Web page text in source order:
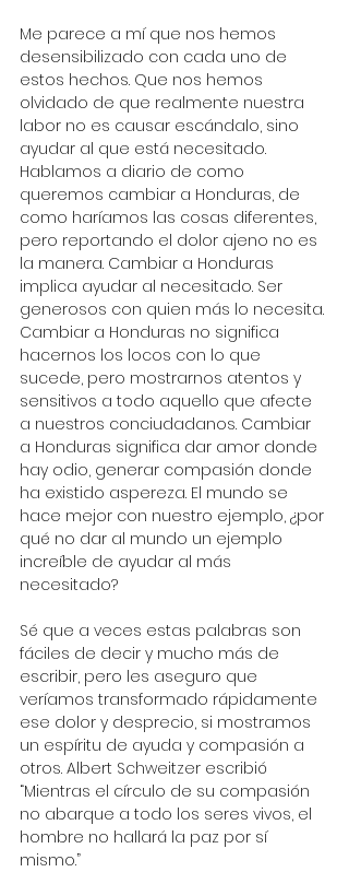
Me parece a mí que nos hemos
desensibilizado con cada uno de
estos hechos. Que nos hemos
olvidado de que realmente nuestra
labor no es causar escándalo, sino
ayudar al que está necesitado.
Hablamos a diario de como
queremos cambiar a Honduras, de
como haríamos las cosas diferentes,
pero reportando el dolor ajeno no es
la manera. Cambiar a Honduras
implica ayudar al necesitado. Ser
generosos con quien más lo necesita.
Cambiar a Honduras no significa
hacernos los locos con lo que
sucede, pero mostrarnos atentos y
sensitivos a todo aquello que afecte
a nuestros conciudadanos. Cambiar
a Honduras significa dar amor donde
hay odio, generar compasión donde
ha existido aspereza. El mundo se
hace mejor con nuestro ejemplo, ¿por
qué no dar al mundo un ejemplo
increíble de ayudar al más
necesitado?
Sé que a veces estas palabras son
fáciles de decir y mucho más de
escribir, pero les aseguro que
veríamos transformado rápidamente
ese dolor y desprecio, si mostramos
un espíritu de ayuda y compasión a
otros. Albert Schweitzer escribió
“Mientras el círculo de su compasión
no abarque a todo los seres vivos, el
hombre no hallará la paz por sí
mismo.”